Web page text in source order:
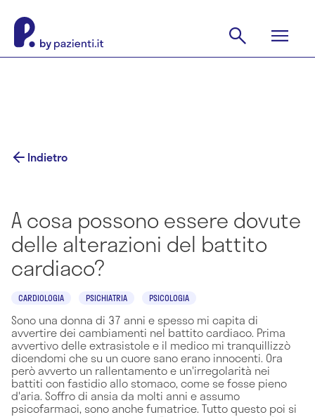
Indietro
A cosa possono essere dovute
delle alterazioni del battito
cardiaco?
CARDIOLOGIA PSICHIATRIA PSICOLOGIA
Sono una donna di 37 anni e spesso mi capita di
avvertire dei cambiamenti nel battito cardiaco. Prima
avvertivo delle extrasistole e il medico mi tranquillizzò
dicendomi che su un cuore sano erano innocenti. Ora
però avverto un rallentamento e un'irregolarità nei
battiti con fastidio allo stomaco, come se fosse pieno
d'aria. Soffro di ansia da molti anni e assumo
psicofarmaci, sono anche fumatrice. Tutto questo poi si